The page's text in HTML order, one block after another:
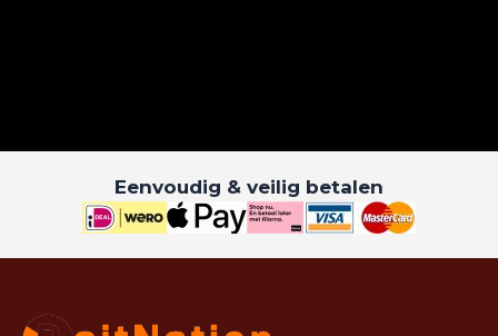
Eenvoudig & veilig betalen